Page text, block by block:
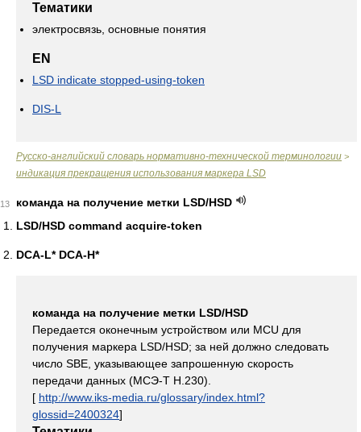
Тематики
электросвязь, основные понятия
EN
LSD indicate stopped-using-token
DIS-L
Русско-английский словарь нормативно-технической терминологии >
индикация прекращения использования маркера LSD
13
команда на получение метки LSD/HSD
LSD/HSD command acquire-token
DCA-L* DCA-H*
команда на получение метки LSD/HSD
Передается оконечным устройством или MCU для
получения маркера LSD/HSD; за ней должно следовать
число SBE, указывающее запрошенную скорость
передачи данных (МСЭ-Т Н.230).
[ http://www.iks-media.ru/glossary/index.html?
glossid=2400324]